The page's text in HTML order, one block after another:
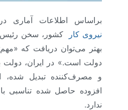
براساس اطلاعات آماری
نیروی کار
کشور، سخن
بهتر می‌توان دریافت که
دولت است.» در ایران، دولت
و مصرف‌کننده تبدیل شده،
افزوده‌ حاصل شده تناسبی
ندارد.